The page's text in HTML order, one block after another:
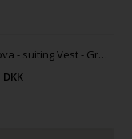
Stella Nova - suiting Vest - Grey Melange
DKK